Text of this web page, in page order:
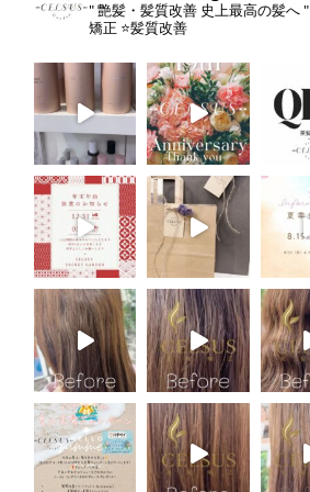
" 艶髪・髪質改善 史上最高の髪へ "
矯正 ⭐️髪質改善